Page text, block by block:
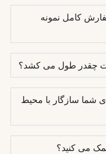
کامل نمونه
چقدر طول می کشد؟
شما سازگار با محیط
می کنید؟